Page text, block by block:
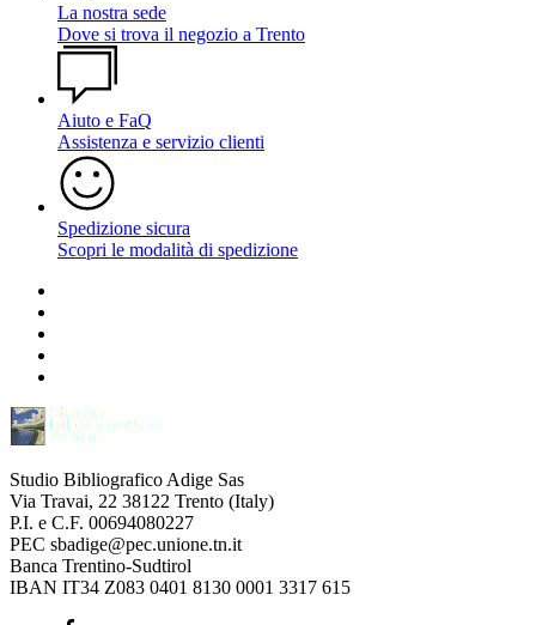
La nostra sede
Dove si trova il negozio a Trento
Aiuto e FaQ
Assistenza e servizio clienti
Spedizione sicura
Scopri le modalità di spedizione
Studio Bibliografico Adige Sas
Via Travai, 22 38122 Trento (Italy)
P.I. e C.F. 00694080227
PEC sbadige@pec.unione.tn.it
Banca Trentino-Sudtirol
IBAN IT34 Z083 0401 8130 0001 3317 615